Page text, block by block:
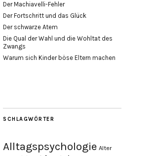
Der Machiavelli-Fehler
Der Fortschritt und das Glück
Der schwarze Atem
Die Qual der Wahl und die Wohltat des
Zwangs
Warum sich Kinder böse Eltern machen
SCHLAGWÖRTER
Alltagspsychologie Alter